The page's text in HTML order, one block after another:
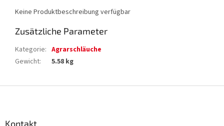
Keine Produktbeschreibung verfügbar
Zusätzliche Parameter
Kategorie: Agrarschläuche
Gewicht: 5.58 kg
Kontakt